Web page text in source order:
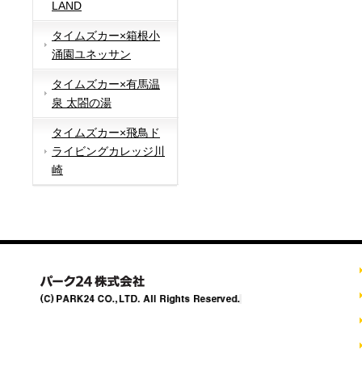
LAND
タイムズカー×箱根小
涌園ユネッサン
タイムズカー×有馬温
泉 太閤の湯
タイムズカー×飛鳥ド
ライビングカレッジ川
崎